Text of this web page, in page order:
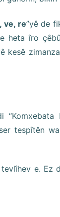
ve, re”yê de
heta îro
kesê
tespîtên
e. Ez